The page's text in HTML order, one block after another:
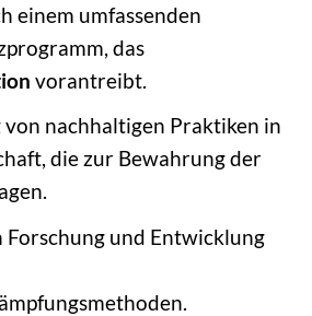
einem umfassenden
das
vorantreibt.
nachhaltigen Praktiken in
die zur Bewahrung der
Forschung und Entwicklung